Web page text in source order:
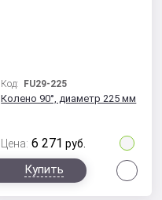
Код: FU29-225
Колено 90°, диаметр 225 мм
Цена: 6 271 руб.
Купить